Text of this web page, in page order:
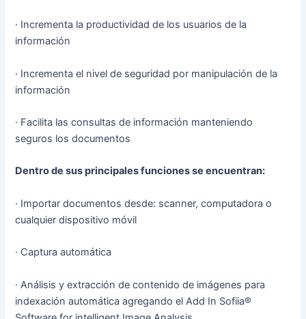
· Incrementa la productividad de los usuarios de la
información
· Incrementa el nivel de seguridad por manipulación de la
información
· Facilita las consultas de información manteniendo
seguros los documentos
Dentro de sus principales funciones se encuentran:
· Importar documentos desde: scanner, computadora o
cualquier dispositivo móvil
· Captura automática
· Análisis y extracción de contenido de imágenes para
indexación automática agregando el Add In Sofiia®